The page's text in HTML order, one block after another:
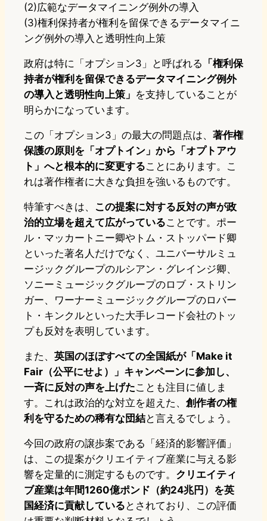
(2)広範なデータマイニング例外の導入
(3)権利保持者が権利を留保できるデータマイニ
ング例外の導入と透明性向上策
政府は特に「オプション3」と呼ばれる 「権利保
持者が権利を留保できるデータマイニング例外
の導入と透明性向上策」 を支持していることが
明らかになっています。
この「オプション3」の最大の問題点は、 著作権
保護の原則を「オプトイン」から「オプトアウ
ト」へと根本的に変更することにあります。こ
れは著作権者に大きな負担を強いるものです。
特筆すべきは、 この提案に対する反対の声が政
治的立場を超えて広がっていることです。ポー
ル・マッカートニー卿やトム・ストッパード卿
といった著名人だけでなく、ユニバーサルミュ
ージックグループのルシアン・グレインジ卿、
ソニーミュージックグループのロブ・ストリン
ガー、ワーナーミュージックグループのロバー
ト・キンクルといった大手レコード会社のトッ
プも反対を表明しています。
また、 英国のほぼすべての全国紙が「Make it
Fair（公平にせよ）」キャンペーンに参加し、
一斉に反対の声を上げたことも注目に値しま
す。これは政治的な対立を超えた、 創作者の権
利を守るための稀有な団結と言えるでしょう。
今回の政府の譲歩案である「経済的影響評価」
は、この提案がクリエイティブ産業に与える影
響を定量的に測定するものです。 クリエイティ
ブ産業は年間1260億ポンド（約24兆円）を英
国経済に貢献している とされており、この評価